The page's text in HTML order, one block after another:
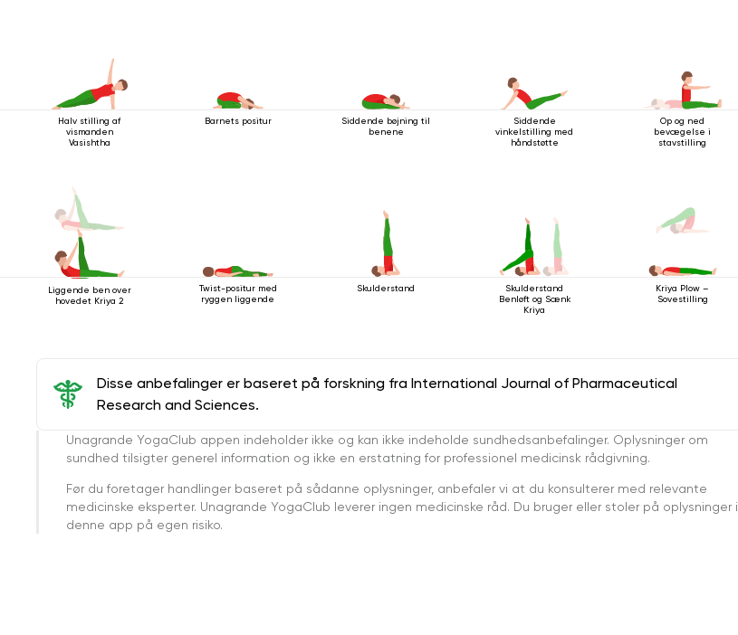
Halv stilling af
vismanden
Vasishtha
Barnets positur
Siddende bøjning til
benene
Siddende
vinkelstilling med
håndstøtte
Op og ned
bevægelse i
stavstilling
Liggende ben over
hovedet Kriya 2
Twist-positur med
ryggen liggende
Skulderstand
Skulderstand
Benløft og Sænk
Kriya
Kriya Plow –
Sovestilling
Disse anbefalinger er baseret på forskning fra International Journal of Pharmaceutical
Research and Sciences.
Unagrande YogaClub appen indeholder ikke og kan ikke indeholde sundhedsanbefalinger. Oplysninger om
sundhed tilsigter generel information og ikke en erstatning for professionel medicinsk rådgivning.
Før du foretager handlinger baseret på sådanne oplysninger, anbefaler vi at du konsulterer med relevante
medicinske eksperter. Unagrande YogaClub leverer ingen medicinske råd. Du bruger eller stoler på oplysninger i
denne app på egen risiko.